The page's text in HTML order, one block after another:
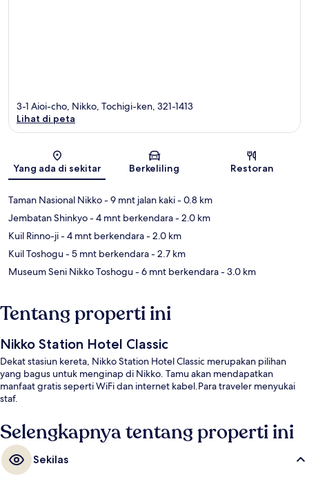
Peta
3-1 Aioi-cho, Nikko, Tochigi-ken, 321-1413
Lihat di peta
Yang ada di sekitar Berkeliling Restoran
Taman Nasional Nikko- 9 mnt jalan kaki- 0.8 km
Jembatan Shinkyo- 4 mnt berkendara- 2.0 km
Kuil Rinno-ji- 4 mnt berkendara- 2.0 km
Kuil Toshogu- 5 mnt berkendara- 2.7 km
Museum Seni Nikko Toshogu- 6 mnt berkendara- 3.0 km
Tentang properti ini
Nikko Station Hotel Classic
Dekat stasiun kereta, Nikko Station Hotel Classic merupakan pilihan
yang bagus untuk menginap di Nikko. Tamu akan mendapatkan
manfaat gratis seperti WiFi dan internet kabel.Para traveler menyukai
staf.
Selengkapnya tentang properti ini
Sekilas